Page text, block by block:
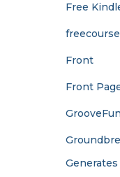
Free
Front
Front